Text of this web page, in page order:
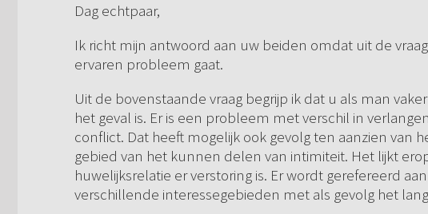
Dag echtpaar,
Ik richt mijn antwoord aan uw beiden omdat uit de
ervaren probleem gaat.
Uit de bovenstaande vraag begrijp ik dat u als man
het geval is. Er is een probleem met verschil in
conflict. Dat heeft mogelijk ook gevolg ten aanzien van
gebied van het kunnen delen van intimiteit. Het lijkt
huwelijksrelatie er verstoring is. Er wordt gerefereerd
verschillende interessegebieden met als gevolg het